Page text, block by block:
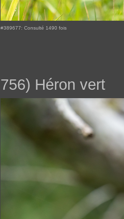
#389677: Consulté 1490 fois
756) Héron vert